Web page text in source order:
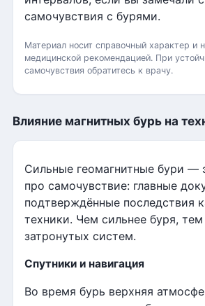
самочувствия с бурями.
Материал носит справочный характер и
медицинской рекомендацией. При
самочувствия обратитесь к врачу.
Влияние магнитных бурь на
Сильные геомагнитные бури —
про самочувствие: главные
подтверждённые последствия
техники. Чем сильнее буря,
затронутых систем.
Спутники и навигация
Во время бурь верхняя